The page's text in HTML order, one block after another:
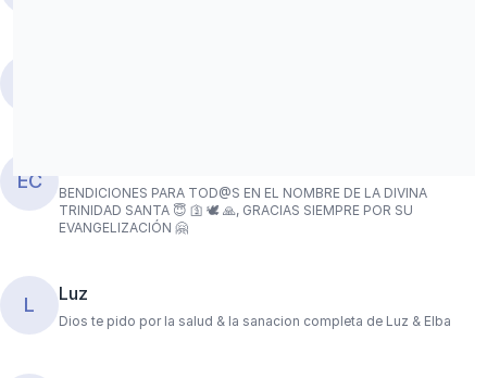
EC
BENDICIONES PARA TOD@S EN EL NOMBRE DE LA DIVINA
TRINIDAD SANTA 😇 🛐 🕊 🙏, GRACIAS SIEMPRE POR SU
EVANGELIZACIÓN 🤗
L Luz
Dios te pido por la salud & la sanacion completa de Luz & Elba